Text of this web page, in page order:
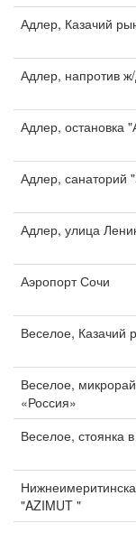
Адлер, Казачий
Адлер, напротив
Адлер, остановка
Адлер, санаторий
Адлер, улица
Аэропорт Сочи
Веселое, Казачий
Веселое,
«Россия»
Веселое, стоянка
"AZIMUT "